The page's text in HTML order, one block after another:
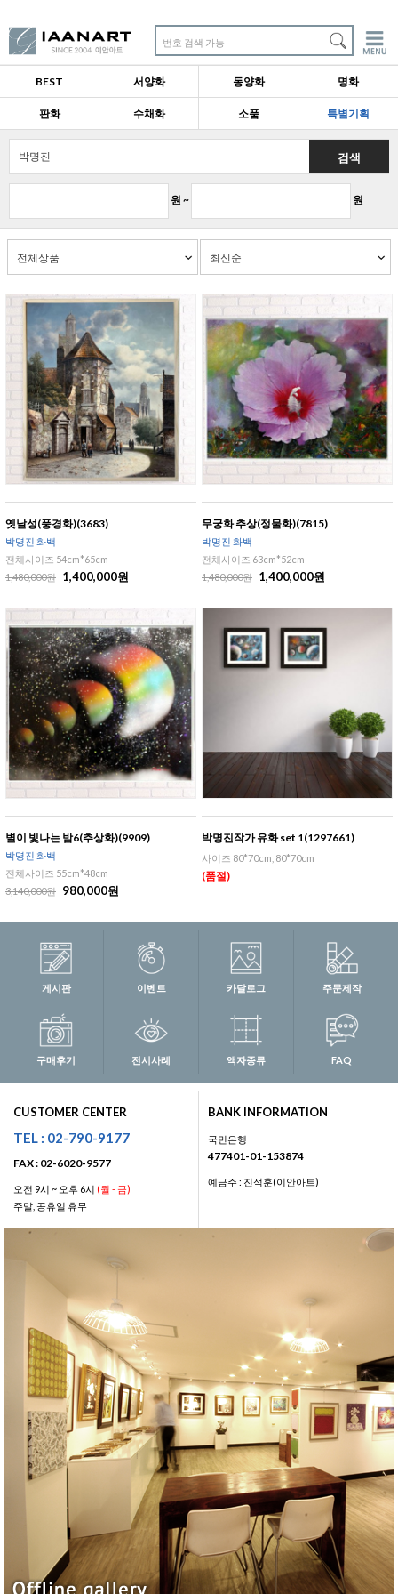
번호 검색 가능
BEST 서양화 동양화 명화
판화 수채화 소품 특별기획
원 ~ 원
검색
옛날성(풍경화)(3683)
박명진 화백
전체사이즈 54cm*65cm
1,480,000원
1,400,000원
무궁화 추상(정물화)(7815)
박명진 화백
전체사이즈 63cm*52cm
1,480,000원
1,400,000원
별이 빛나는 밤6(추상화)(9909)
박명진 화백
전체사이즈 55cm*48cm
3,140,000원
980,000원
박명진작가 유화 set 1(1297661)
사이즈 80*70cm, 80*70cm
(품절)
게시판 이벤트 카달로그 주문제작
구매후기 전시사례 액자종류 FAQ
CUSTOMER CENTER
TEL : 02-790-9177
FAX : 02-6020-9577
오전 9시 ~ 오후 6시 (월 - 금)
주말, 공휴일 휴무
BANK INFORMATION
국민은행
477401-01-153874
예금주 : 진석훈(이안아트)